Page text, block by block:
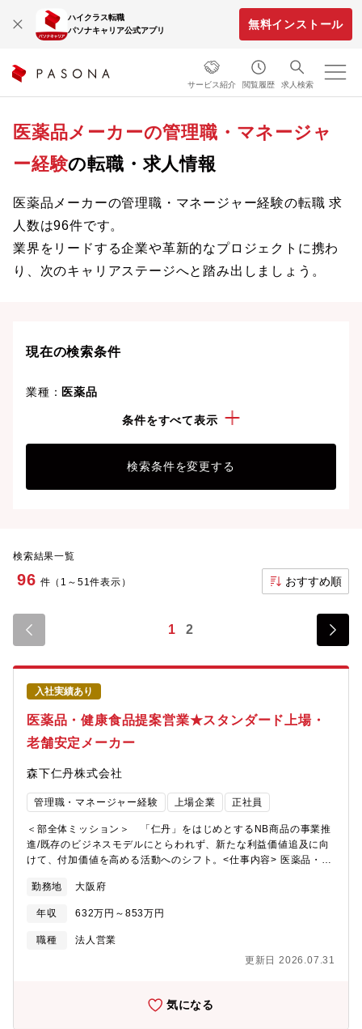
ハイクラス転職
パソナキャリア公式アプリ
無料インストール
サービス紹介 閲覧履歴 求人検索
医薬品メーカーの管理職・マネージャ
ー経験の転職・求人情報
医薬品メーカーの管理職・マネージャー経験の転職 求
人数は96件です。
業界をリードする企業や革新的なプロジェクトに携わ
り、次のキャリアステージへと踏み出しましょう。
現在の検索条件
業種： 医薬品
管理職・マネージャー経験
条件をすべて表示
検索条件を変更する
検索結果一覧
96 件（1～51件表示） おすすめ順
1 2
入社実績あり
医薬品・健康食品提案営業★スタンダード上場・
老舗安定メーカー
森下仁丹株式会社
管理職・マネージャー経験 上場企業 正社員
＜部全体ミッション＞ 「仁丹」をはじめとするNB商品の事業推
進/既存のビジネスモデルにとらわれず、新たな利益価値追及に向
けて、付加価値を高める活動へのシフト。<仕事内容> 医薬品・医
ジャーとして、代理店(卸し)を通じて、大手小売流通企業などを中
心としたクライアントに対する企画営業を担っていただきます。
クライアントはBtoBtoCがメインで、信頼関係をしっかりと築い
ていただきます。 ・新規/既存クライアントの課題ヒアリングと案
イティブ制作は社内戦略企画へ依頼 ・チームマネジメント、営業
プロセス標準化/組織開発＜入社後の研修＞ まずは先輩社員の同
勤務地 大阪府
年収 632万円～853万円
職種
法人営業
更新日 2026.07.31
気になる